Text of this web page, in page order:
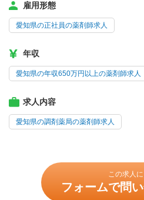
雇用形態
愛知県の正社員の薬剤師求人
年収
愛知県の年収650万円以上の薬剤師求人
求人内容
愛知県の調剤薬局の薬剤師求人
この求人に
フォームで問